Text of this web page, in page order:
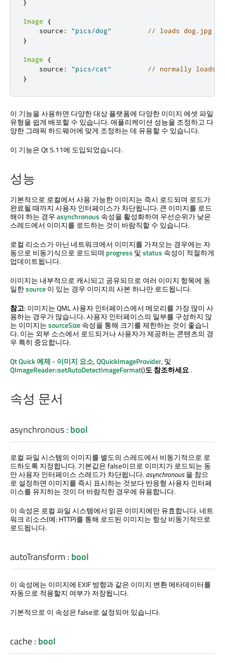
}
Image
{
    source
: "pics/dog"
// loads dog.jpg
}
Image
{
    source
: "pics/cat"
// normally loads
}
이 기능을 사용하면 다양한 대상 플랫폼에 다양한 이미지 에셋 파일
유형을 쉽게 배포할 수 있습니다. 애플리케이션 성능을 조정하고 다
양한 그래픽 하드웨어에 맞게 조정하는 데 유용할 수 있습니다.
이 기능은 Qt 5.11에 도입되었습니다.
성능
기본적으로 로컬에서 사용 가능한 이미지는 즉시 로드되며 로드가
완료될 때까지 사용자 인터페이스가 차단됩니다. 큰 이미지를 로드
해야 하는 경우asynchronous 속성을 활성화하여 우선순위가 낮은
스레드에서 이미지를 로드하는 것이 바람직할 수 있습니다.
로컬 리소스가 아닌 네트워크에서 이미지를 가져오는 경우에는 자
동으로 비동기식으로 로드되며 progress 및 status 속성이 적절하게
업데이트됩니다.
이미지는 내부적으로 캐시되고 공유되므로 여러 이미지 항목에 동
일한source이 있는 경우 이미지의 사본 하나만 로드됩니다.
참고: 이미지는 QML 사용자 인터페이스에서 메모리를 가장 많이 사
용하는 경우가 많습니다. 사용자 인터페이스의 일부를 구성하지 않
는 이미지는sourceSize속성을 통해 크기를 제한하는 것이 좋습니
다. 이는 외부 소스에서 로드되거나 사용자가 제공하는 콘텐츠의 경
우 특히 중요합니다.
Qt Quick예제 - 이미지 요소,QQuickImageProvider, 및
QImageReader::setAutoDetectImageFormat()도 참조하세요.
속성 문서
asynchronous: bool
로컬 파일 시스템의 이미지를 별도의 스레드에서 비동기적으로 로
드하도록 지정합니다. 기본값은 false이므로 이미지가 로드되는 동
안 사용자 인터페이스 스레드가 차단됩니다.asynchronous을 참으
로 설정하면 이미지를 즉시 표시하는 것보다 반응형 사용자 인터페
이스를 유지하는 것이 더 바람직한 경우에 유용합니다.
이 속성은 로컬 파일 시스템에서 읽은 이미지에만 유효합니다. 네트
워크 리소스(예: HTTP)를 통해 로드된 이미지는 항상 비동기적으로
로드됩니다.
autoTransform : bool
이 속성에는 이미지에 EXIF 방향과 같은 이미지 변환 메타데이터를
자동으로 적용할지 여부가 저장됩니다.
기본적으로 이 속성은 false로 설정되어 있습니다.
cache: bool